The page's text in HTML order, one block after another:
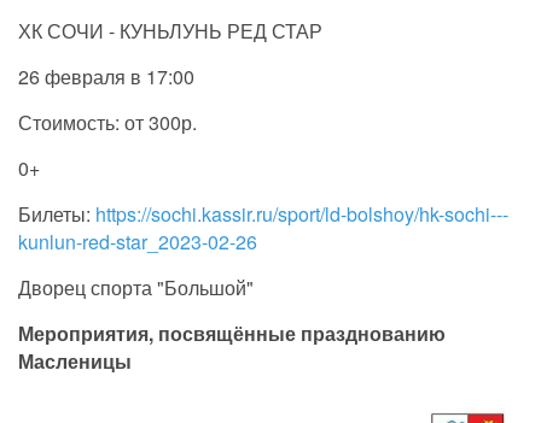
ХК СОЧИ - КУНЬЛУНЬ РЕД СТАР
26 февраля в 17:00
Стоимость: от 300р.
0+
Билеты: https://sochi.kassir.ru/sport/ld-bolshoy/hk-sochi---
kunlun-red-star_2023-02-26
Дворец спорта "Большой"
Мероприятия, посвящённые празднованию
Масленицы